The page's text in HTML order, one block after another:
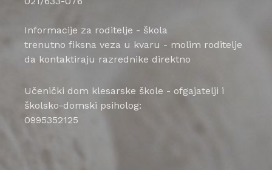
Informacije za roditelje - škola
trenutno fiksna veza u kvaru - molim roditelje
da kontaktiraju razrednike direktno
Učenički dom klesarske škole - ofgajatelji i
školsko-domski psiholog:
0995352125